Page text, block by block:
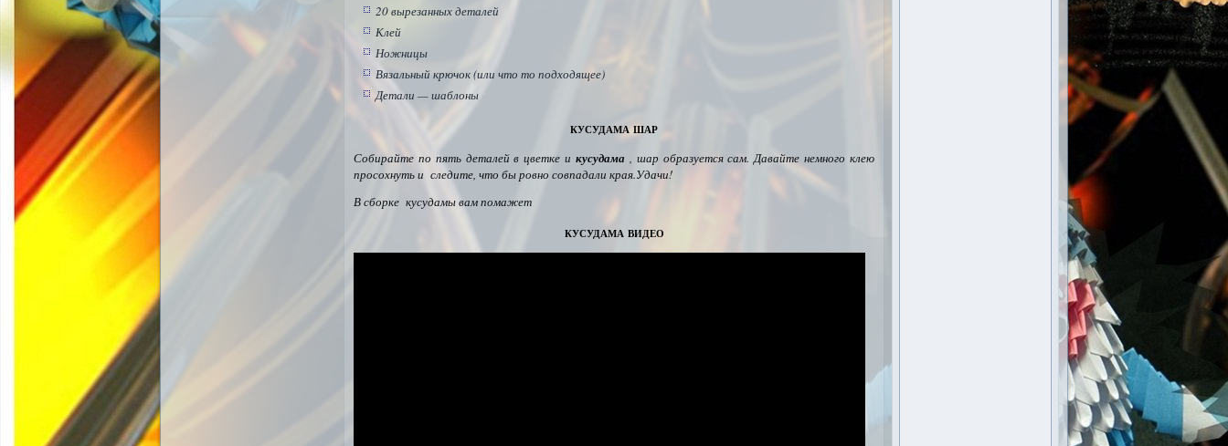
20 вырезанных деталей
Клей
Ножницы
Вязальный крючок (или что то подходящее)
Детали — шаблоны
кусудама шар
Собирайте по пять деталей в цветке и кусудама , шар образуется сам. Давайте немного клею
просохнуть и следите, что бы ровно совпадали края.Удачи!
В сборке кусудамы вам помажет
кусудама видео